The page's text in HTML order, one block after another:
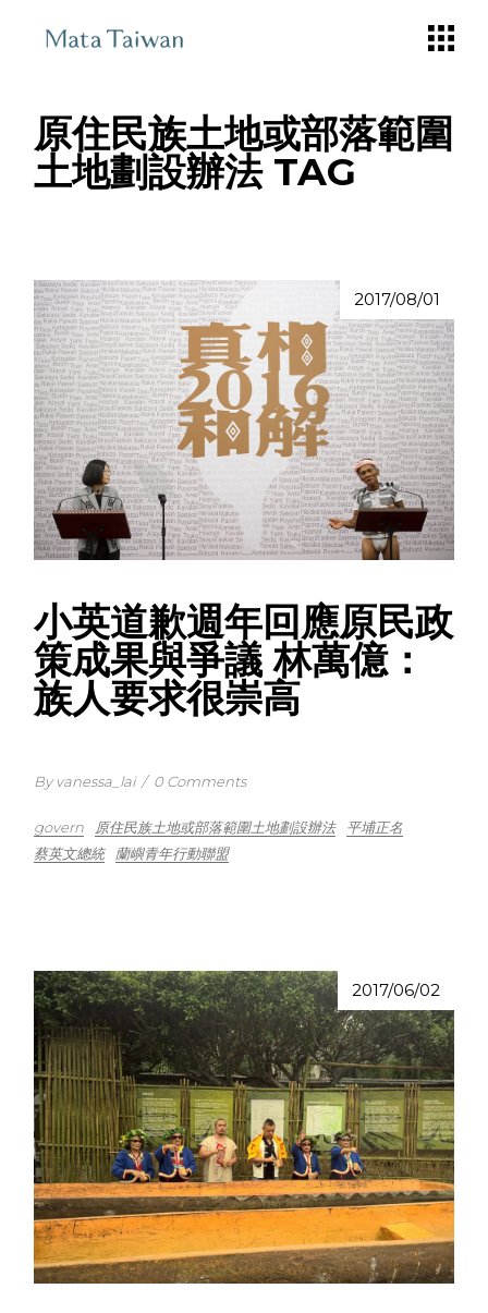
原住民族土地或部落範圍
土地劃設辦法 TAG
2017/08/01
小英道歉週年回應原民政
策成果與爭議 林萬億：
族人要求很崇高
By vanessa_lai / 0 Comments
govern 原住民族土地或部落範圍土地劃設辦法
平埔正名
蔡英文總統
蘭嶼青年行動聯盟
2017/06/02